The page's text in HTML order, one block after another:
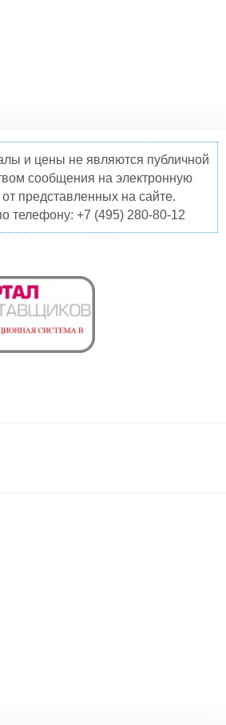
и цены не являются публичной
сообщения на электронную
представленных на сайте.
телефону: +7 (495) 280-80-12